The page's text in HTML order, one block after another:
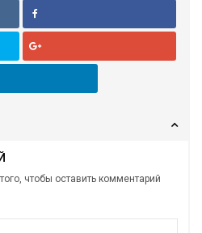
чтобы оставить комментарий